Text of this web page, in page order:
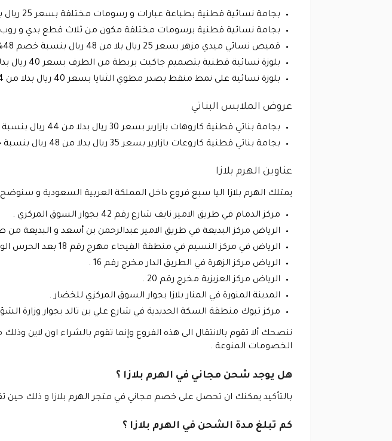
بجامة نسائية قطنية بطباعة عبارات و رسومات مختلفة بسعر 25 ريال بدا من 58 ريال بنسبة خصم 57% .
بجامة نسائية قطنية برسومات مختلفة مكون من ثلاث قطع بدي و روب و بنطلون بسعر 30 ريال بدلا من
قميص نسائي ميدي مزهر بسعر 25 ريال بلا من 48 ريال بنسبة خصم 48% .
بلوزة نسائية قطنية بتصميم جاكيت بربطة من الطرف بسعر 40 ريال بدلا من 68 ريال بنسبة خصم 41% .
بلوزة نسائية على نمط منقط بصدر مطوي الثنايا بسعر 40 ريال بدلا من 64 ريال بنسبة خصم 37% .
عروض الملابس البناتي
بجامة بناتي قطنية كاروهات بازارير بسعر 30 ريال بدلا من 44 ريال بنسبة خصم 32% .
بجامة بناتي قطنية كاروعات بازارير بسعر 35 ريال بدلا من 48 ريال بنسبة خصم 27% .
عناوين الهرم بلازا
يمتلك الهرم بلازا اليا سبع فروع داخل المملكة العربية السعودية و سنوضح
مركز الدمام في طريق الامير نايف شارع رقم 42 بجوار السوق المركزي .
الرياض مركز البديعة في طريق الامير عبدالرحمن بن أسعد و البديعة من
الرياض في مركز النسيم في منطقة الفيحاء مهرج رقم 18 بعد الحرس الوطني .
الرياض مركز الزهرة في الطريق الدار مخرج رقم 16 .
الرياض مركز العزيزية مخرج رقم 20 .
المدينة المنورة في المنار بلازا بجوار السوق المركزي للخضار .
مركز تبوك منطقة السكة الحديدية في شارع علي بن تالد بجوار وزارة
ننصحك ألا تقوم بالانتقال الى هذه الفروع وإنما تقوم بالشراء اون لاين
الخصومات المنوعة .
هل يوجد شحن مجاني في الهرم بلازا ؟
بالتأكيد يمكنك ان تحصل على خصم مجاني في متجر الهرم بلازا و ذلك حين تقوم بشراء
كم تبلغ مدة الشحن في الهرم بلازا ؟